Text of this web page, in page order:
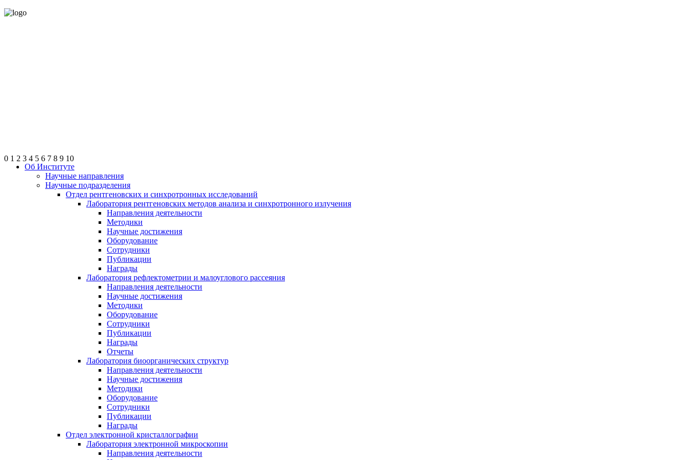
0 1 2 3 4 5 6 7 8 9 10
Об Институте
Научные направления
Научные подразделения
Отдел рентгеновских и синхротронных исследований
Лаборатория рентгеновских методов анализа и синхротронного излучения
Направления деятельности
Методики
Научные достижения
Оборудование
Сотрудники
Публикации
Награды
Лаборатория рефлектометрии и малоуглового рассеяния
Направления деятельности
Научные достижения
Методики
Оборудование
Сотрудники
Публикации
Награды
Отчеты
Лаборатория биоорганических структур
Направления деятельности
Научные достижения
Методики
Оборудование
Сотрудники
Публикации
Награды
Отдел электронной кристаллографии
Лаборатория электронной микроскопии
Направления деятельности